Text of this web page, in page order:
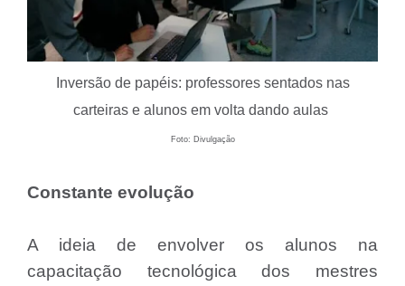
Inversão de papéis: professores sentados nas
carteiras e alunos em volta dando aulas
Foto: Divulgação
Constante evolução
A ideia de envolver os alunos na
capacitação tecnológica dos mestres